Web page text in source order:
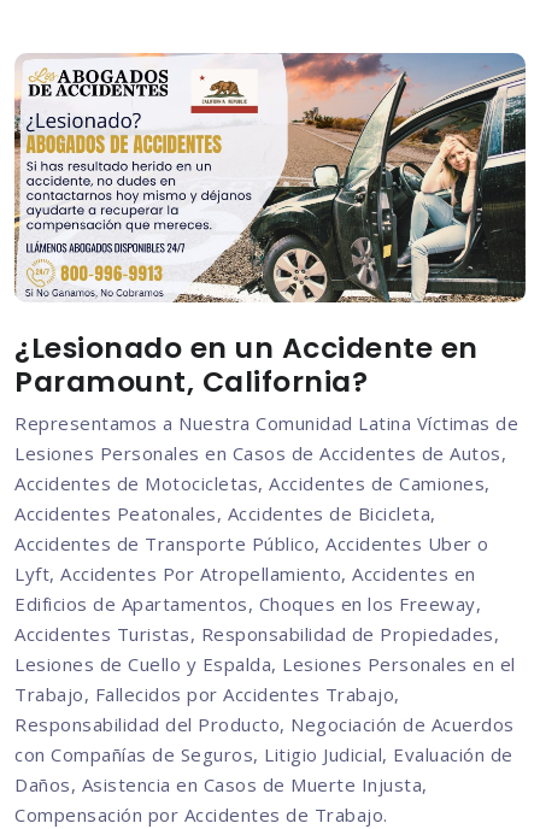
¿Lesionado en un Accidente en
Paramount, California?
Representamos a Nuestra Comunidad Latina Víctimas de
Lesiones Personales en Casos de Accidentes de Autos,
Accidentes de Motocicletas, Accidentes de Camiones,
Accidentes Peatonales, Accidentes de Bicicleta,
Accidentes de Transporte Público, Accidentes Uber o
Lyft, Accidentes Por Atropellamiento, Accidentes en
Edificios de Apartamentos, Choques en los Freeway,
Accidentes Turistas, Responsabilidad de Propiedades,
Lesiones de Cuello y Espalda, Lesiones Personales en el
Trabajo, Fallecidos por Accidentes Trabajo,
Responsabilidad del Producto, Negociación de Acuerdos
con Compañías de Seguros, Litigio Judicial, Evaluación de
Daños, Asistencia en Casos de Muerte Injusta,
Compensación por Accidentes de Trabajo.